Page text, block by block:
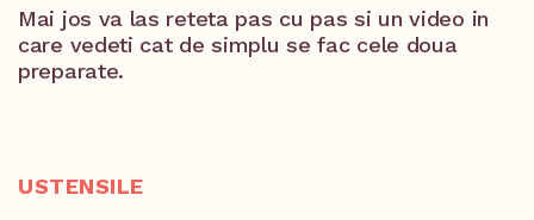
Mai jos va las reteta pas cu pas si un video in
care vedeti cat de simplu se fac cele doua
preparate.
USTENSILE